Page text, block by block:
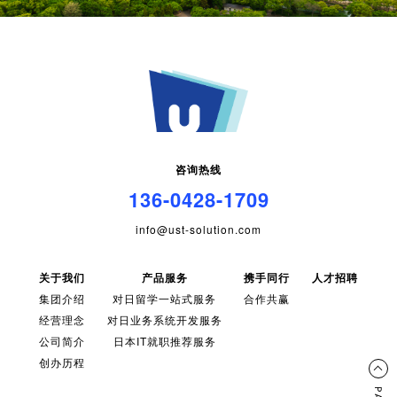
咨询热线
136-0428-1709
info@ust-solution.com
关于我们
集团介绍
经营理念
公司简介
创办历程
产品服务
对日留学一站式服务
对日业务系统开发服务
日本IT就职推荐服务
携手同行
合作共赢
人才招聘